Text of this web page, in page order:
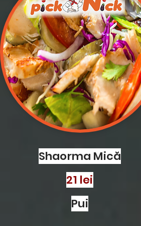
Shaorma Mică
21 lei
Pui